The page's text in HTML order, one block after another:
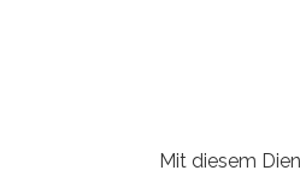
Mit diesem